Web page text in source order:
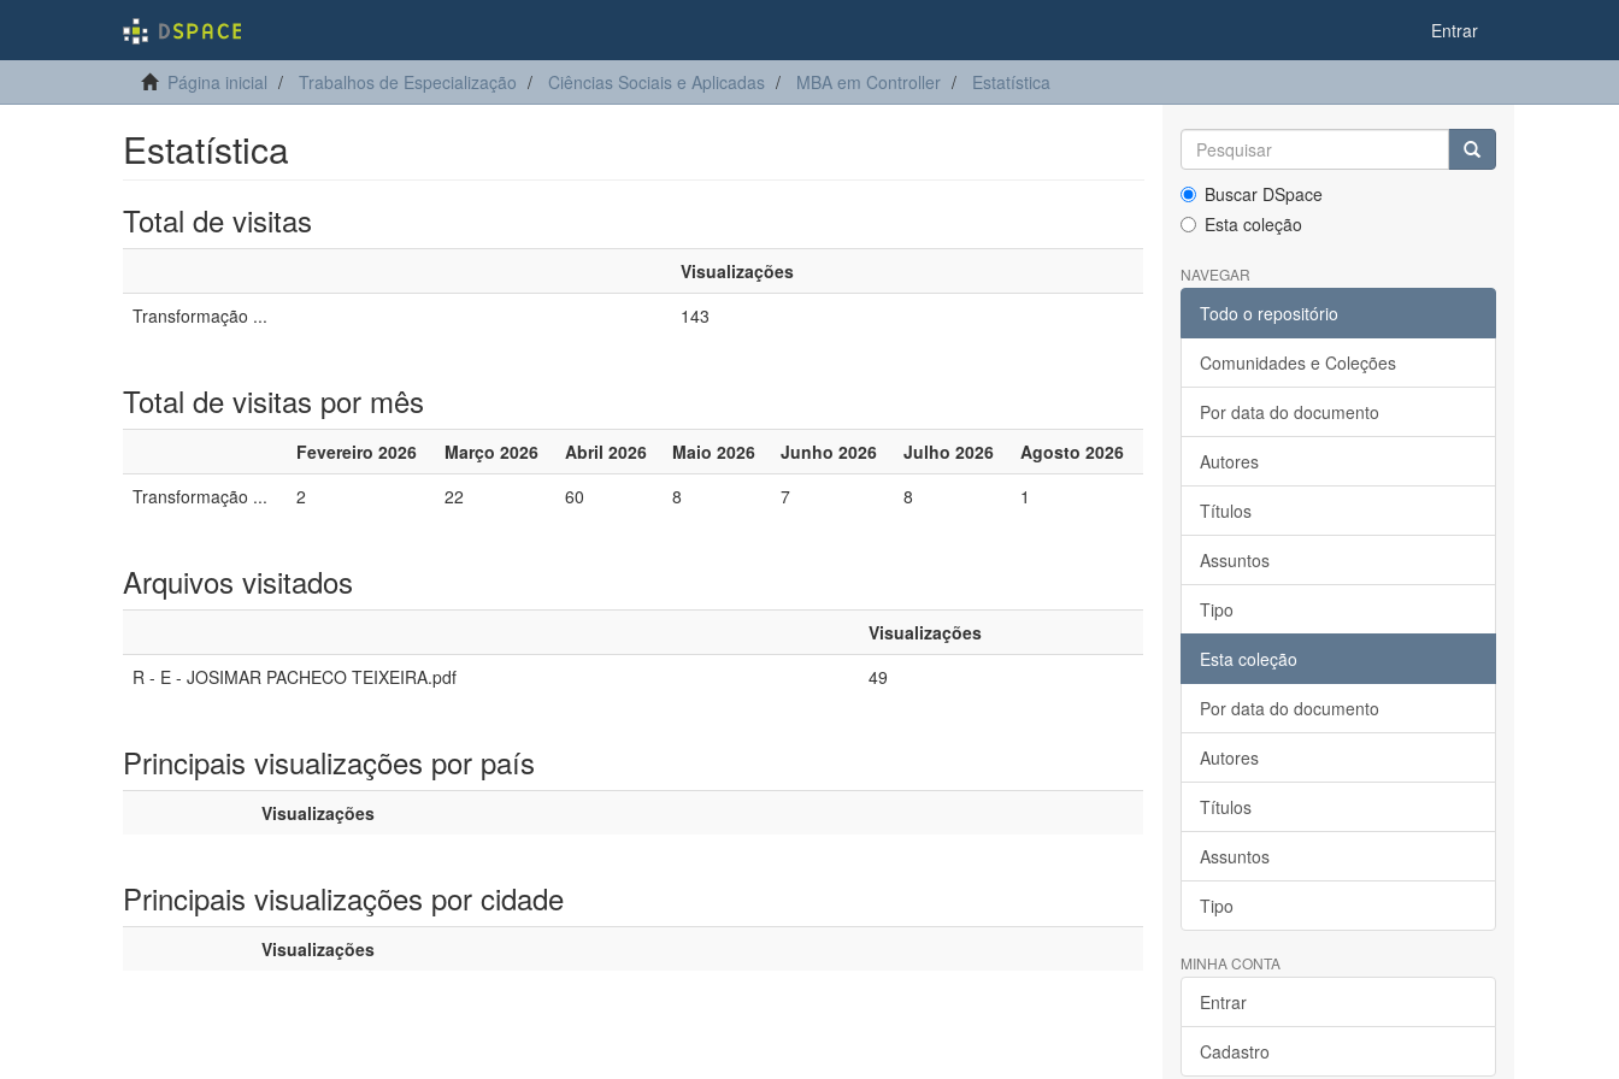
Entrar
Página inicial Trabalhos de Especialização Ciências Sociais e Aplicadas MBA em Controller Estatística
Estatística
Total de visitas
Visualizações
Transformação ...
143
Total de visitas por mês
Fevereiro 2026 Março 2026 Abril 2026 Maio 2026 Junho 2026 Julho 2026
Agosto 2026
Transformação ...
2 22 60 8 7 8 1
Arquivos visitados
Visualizações
R - E - JOSIMAR PACHECO TEIXEIRA.pdf
49
Principais visualizações por país
Visualizações
Principais visualizações por cidade
Visualizações
Buscar DSpace
Esta coleção
NAVEGAR
Todo o repositório
Comunidades e Coleções
Por data do documento
Autores
Títulos
Assuntos
Tipo
Esta coleção
Por data do documento
Autores
Títulos
Assuntos
Tipo
MINHA CONTA
Entrar
Cadastro